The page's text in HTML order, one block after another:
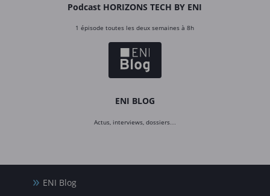
Podcast HORIZONS TECH BY ENI
1 épisode toutes les deux semaines à 8h
ENI BLOG
Actus, interviews, dossiers…
ENI Blog